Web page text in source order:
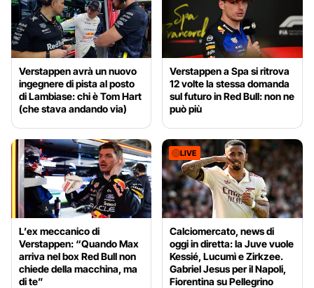
Verstappen avrà un nuovo
ingegnere di pista al posto
di Lambiase: chi è Tom Hart
(che stava andando via)
Verstappen a Spa si ritrova
12 volte la stessa domanda
sul futuro in Red Bull: non ne
può più
L’ex meccanico di
Verstappen: “Quando Max
arriva nel box Red Bull non
chiede della macchina, ma
di te”
LIVE
Calciomercato, news di
oggi in diretta: la Juve vuole
Kessié, Lucumì e Zirkzee.
Gabriel Jesus per il Napoli,
Fiorentina su Pellegrino